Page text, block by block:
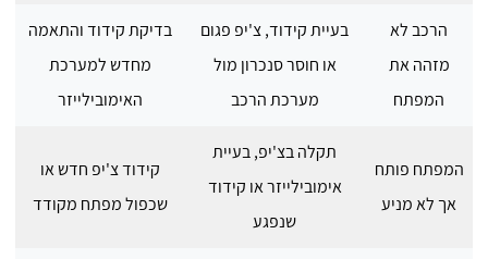
הרכב לא
מזהה את
המפתח
בעיית קידוד, צ'יפ פגום
או חוסר סנכרון מול
מערכת הרכב
בדיקת קידוד והתאמה
מחדש למערכת
האימובילייזר
המפתח פותח
אך לא מניע
תקלה בצ'יפ, בעיית
אימובילייזר או קידוד
שנפגע
קידוד צ'יפ חדש או
שכפול מפתח מקודד